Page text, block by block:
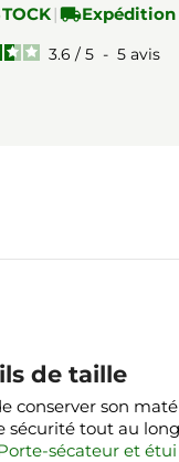
|Expédition
3.6 / 5 - 5 avis
de taille
conserver son
tout au
sécateur et étui